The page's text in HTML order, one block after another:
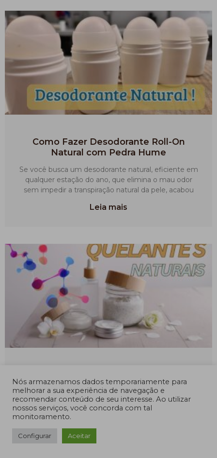
Como Fazer Desodorante Roll-On
Natural com Pedra Hume
Se você busca um desodorante natural, eficiente em
qualquer estação do ano, que elimina o mau odor
sem impedir a transpiração natural da pele, acabou
Leia mais
o que Você Precisa Saber
Na cosmética natural, os quelantes desempenham
um papel essencial na estabilidade e eficácia dos
preservando a integridade dos ingredientes
Nós armazenamos dados temporariamente para
melhorar a sua experiência de navegação e
recomendar conteúdo de seu interesse. Ao utilizar
nossos serviços, você concorda com tal
monitoramento.
Configurar Aceitar